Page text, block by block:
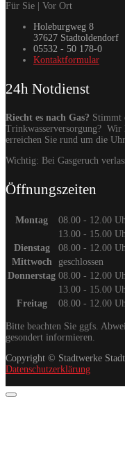
Für Sie | Vor Ort
Holeburgweg 8
37627 Stadtoldendorf
05532 - 50 178-0
Kontaktformular
24h Notdienst
Riecht es nach Gas? Stimmt
Trinkwasserversorgung? Wir
erreichen Sie rund um die
Wichtig: Bei Gasgeruch
Öffnungszeiten
Montag
08.00 - 12.00
13.00 - 15.00
Dienstag
08.00 - 12.00
Mittwoch
geschlossen
Donnerstag 08.00 - 12.00
13.00 - 15.00
Freitag
08.00 - 12.00
Bitte beachten Sie ggfs.
gesondert informieren.
Copyright © Stadtwerke
Datenschutzerklärung